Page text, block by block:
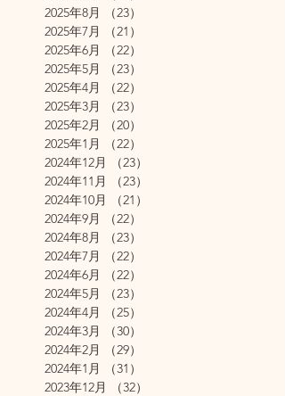
2025年8月
（23）
2025年7月
（21）
2025年6月
（22）
2025年5月
（23）
2025年4月
（22）
2025年3月
（23）
2025年2月
（20）
2025年1月
（22）
2024年12月
（23）
2024年11月
（23）
2024年10月
（21）
2024年9月
（22）
2024年8月
（23）
2024年7月
（22）
2024年6月
（22）
2024年5月
（23）
2024年4月
（25）
2024年3月
（30）
2024年2月
（29）
2024年1月
（31）
2023年12月
（32）